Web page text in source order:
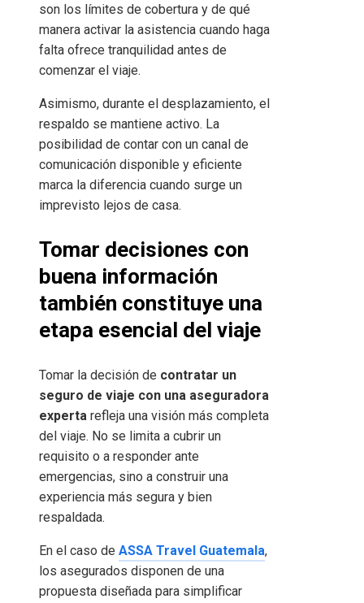
son los límites de cobertura y de qué
manera activar la asistencia cuando haga
falta ofrece tranquilidad antes de
comenzar el viaje.
Asimismo, durante el desplazamiento, el
respaldo se mantiene activo. La
posibilidad de contar con un canal de
comunicación disponible y eficiente
marca la diferencia cuando surge un
imprevisto lejos de casa.
Tomar decisiones con
buena información
también constituye una
etapa esencial del viaje
Tomar la decisión de contratar un
seguro de viaje con una aseguradora
experta refleja una visión más completa
del viaje. No se limita a cubrir un
requisito o a responder ante
emergencias, sino a construir una
experiencia más segura y bien
respaldada.
En el caso de ASSA Travel Guatemala,
los asegurados disponen de una
propuesta diseñada para simplificar